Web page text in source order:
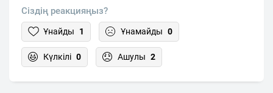
Сіздің реакцияңыз?
Ұнайды 1 Ұнамайды 0
Күлкілі 0 Ашулы 2